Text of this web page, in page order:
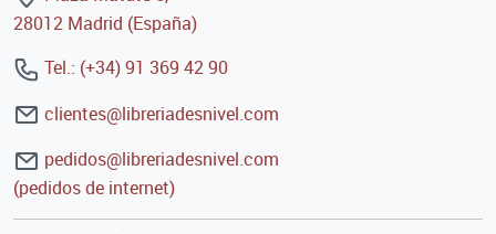
28012 Madrid (España)
Tel.: (+34) 91 369 42 90
clientes@libreriadesnivel.com
pedidos@libreriadesnivel.com
(pedidos de internet)